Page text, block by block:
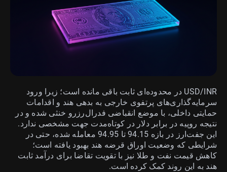
USD/INR در محدوده‌ای ثابت باقی مانده است؛ زیرا ورود
سرمایه‌گذاری‌های پرتفوی خارجی به بدهی هند و اقدامات
حمایتی داخلی، با موضع انقباضی فدرال‌رزرو خنثی شده و در
نتیجه روپیه در برابر دلار در کوتاه‌مدت جهت مشخصی ندارد.
این جفت‌ارز در بازه 94.15 تا 94.95 معامله شده، حتی در
شرایطی که وضعیت اوراق قرضه هند بهبود یافته است؛
کاهش قیمت نفت و طلا نیز با تقویت تقاضا برای درآمد ثابت
هند به این روند کمک کرده است.